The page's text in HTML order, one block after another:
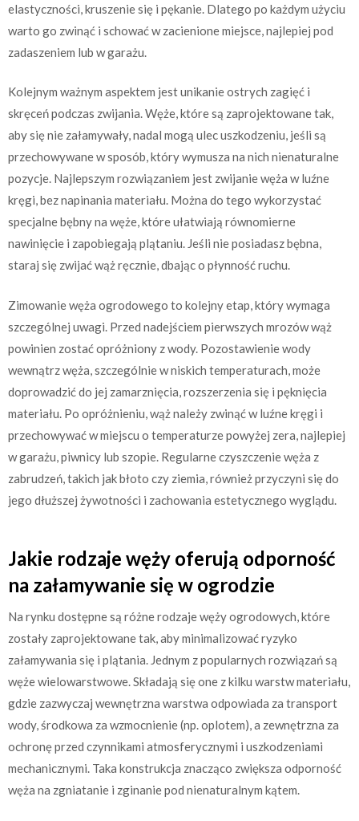
elastyczności, kruszenie się i pękanie. Dlatego po każdym użyciu
warto go zwinąć i schować w zacienione miejsce, najlepiej pod
zadaszeniem lub w garażu.
Kolejnym ważnym aspektem jest unikanie ostrych zagięć i
skręceń podczas zwijania. Węże, które są zaprojektowane tak,
aby się nie załamywały, nadal mogą ulec uszkodzeniu, jeśli są
przechowywane w sposób, który wymusza na nich nienaturalne
pozycje. Najlepszym rozwiązaniem jest zwijanie węża w luźne
kręgi, bez napinania materiału. Można do tego wykorzystać
specjalne bębny na węże, które ułatwiają równomierne
nawinięcie i zapobiegają plątaniu. Jeśli nie posiadasz bębna,
staraj się zwijać wąż ręcznie, dbając o płynność ruchu.
Zimowanie węża ogrodowego to kolejny etap, który wymaga
szczególnej uwagi. Przed nadejściem pierwszych mrozów wąż
powinien zostać opróżniony z wody. Pozostawienie wody
wewnątrz węża, szczególnie w niskich temperaturach, może
doprowadzić do jej zamarznięcia, rozszerzenia się i pęknięcia
materiału. Po opróżnieniu, wąż należy zwinąć w luźne kręgi i
przechowywać w miejscu o temperaturze powyżej zera, najlepiej
w garażu, piwnicy lub szopie. Regularne czyszczenie węża z
zabrudzeń, takich jak błoto czy ziemia, również przyczyni się do
jego dłuższej żywotności i zachowania estetycznego wyglądu.
Jakie rodzaje węży oferują odporność
na załamywanie się w ogrodzie
Na rynku dostępne są różne rodzaje węży ogrodowych, które
zostały zaprojektowane tak, aby minimalizować ryzyko
załamywania się i plątania. Jednym z popularnych rozwiązań są
węże wielowarstwowe. Składają się one z kilku warstw materiału,
gdzie zazwyczaj wewnętrzna warstwa odpowiada za transport
wody, środkowa za wzmocnienie (np. oplotem), a zewnętrzna za
ochronę przed czynnikami atmosferycznymi i uszkodzeniami
mechanicznymi. Taka konstrukcja znacząco zwiększa odporność
węża na zgniatanie i zginanie pod nienaturalnym kątem.